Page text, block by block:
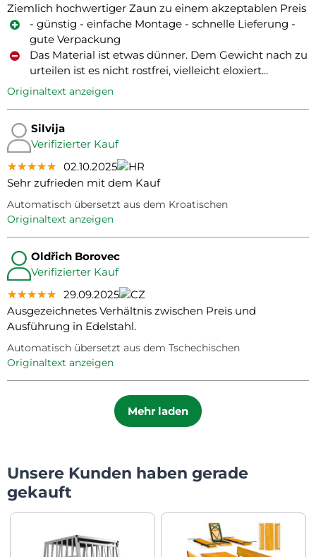
Ziemlich hochwertiger Zaun zu einem akzeptablen Preis
- günstig - einfache Montage - schnelle Lieferung -
gute Verpackung
Das Material ist etwas dünner. Dem Gewicht nach zu
urteilen ist es nicht rostfrei, vielleicht eloxiert...
Originaltext anzeigen
Silvija
Verifizierter Kauf
★★★★★
★★★★★
★★★★★ 02.10.2025
Sehr zufrieden mit dem Kauf
Automatisch übersetzt aus dem Kroatischen
Originaltext anzeigen
Oldřich Borovec
Verifizierter Kauf
★★★★★
★★★★★
★★★★★ 29.09.2025
Ausgezeichnetes Verhältnis zwischen Preis und
Ausführung in Edelstahl.
Automatisch übersetzt aus dem Tschechischen
Originaltext anzeigen
Mehr laden
Unsere Kunden haben gerade
gekauft